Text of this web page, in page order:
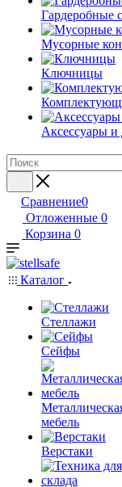
Гардеробные
Мусорные
Ключницы
Аксессуары и
Сравнение0
Отложенные 0
Корзина 0
Каталог
Стеллажи
Сейфы
мебель
Верстаки